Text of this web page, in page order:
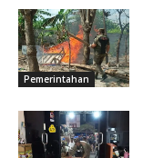
Pemerintahan